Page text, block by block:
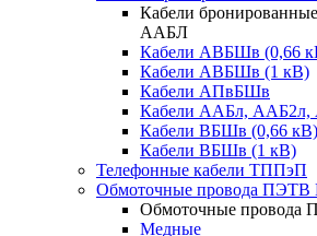
Кабели
ААБЛ
Кабели АВБШв (0,66
Кабели АВБШв (1 кВ)
Кабели АПвБШв
Кабели ААБл,
Кабели ВБШв (0,66 кВ)
Кабели ВБШв (1 кВ)
Телефонные кабели ТППэП
Обмоточные провода
Обмоточные
Медные